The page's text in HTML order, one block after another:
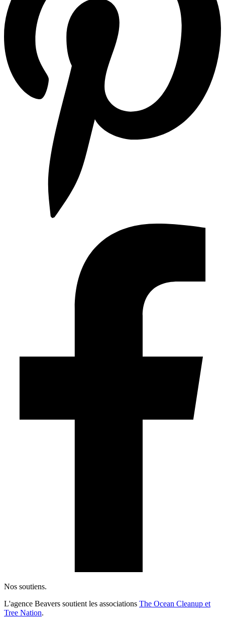
Nos soutiens.
L'agence Beavers soutient les associations The Ocean Cleanup et
Tree Nation.